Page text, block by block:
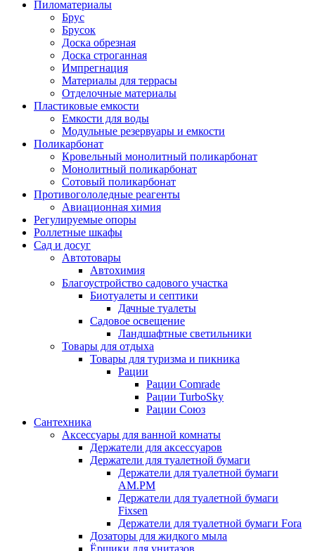
Пиломатериалы
Брус
Брусок
Доска обрезная
Доска строганная
Импрегнация
Материалы для террасы
Отделочные материалы
Пластиковые емкости
Емкости для воды
Модульные резервуары и емкости
Поликарбонат
Кровельный монолитный поликарбонат
Монолитный поликарбонат
Сотовый поликарбонат
Противогололедные реагенты
Авиационная химия
Регулируемые опоры
Роллетные шкафы
Сад и досуг
Автотовары
Автохимия
Благоустройство садового участка
Биотуалеты и септики
Дачные туалеты
Садовое освещение
Ландшафтные светильники
Товары для отдыха
Товары для туризма и пикника
Рации
Рации Comrade
Рации TurboSky
Рации Союз
Сантехника
Аксессуары для ванной комнаты
Держатели для аксессуаров
Держатели для туалетной бумаги
Держатели для туалетной бумаги
AM.PM
Держатели для туалетной бумаги
Fixsen
Держатели для туалетной бумаги Fora
Дозаторы для жидкого мыла